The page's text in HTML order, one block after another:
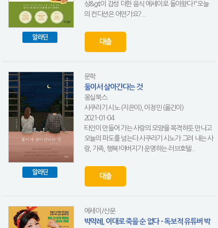
알라딘
상&gt;이 감성 더한 음식 에세이로 돌아왔다!“오늘
의 컨디션은 어떤가요?...
대출
알라딘
문학
둘이서 살아간다는 것
몽실북스
사쿠라기 시노 (지은이), 이정민 (옮긴이)
2021-01-04
타인이 만들어 가는 사랑의 모양을 목격하듯 만나고
오늘의 파도를 넘는다.사쿠라기 시노가 그려 내는 사
랑, 가족, 행복!아버지가 운영하는 러브호텔...
대출
에세이/산문
박막례, 이대로 죽을 순 없다 - 독보적 유튜버 박